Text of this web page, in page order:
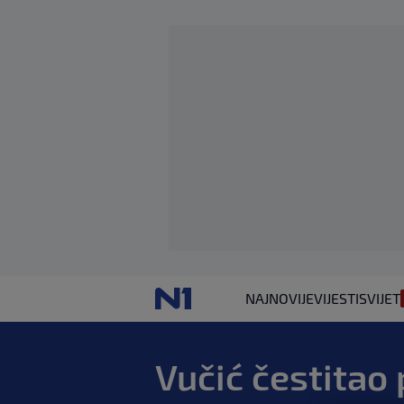
NAJNOVIJEVIJESTISVIJET
Vučić čestitao